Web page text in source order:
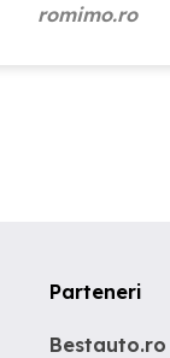
romimo.ro
Parteneri
Bestauto.ro